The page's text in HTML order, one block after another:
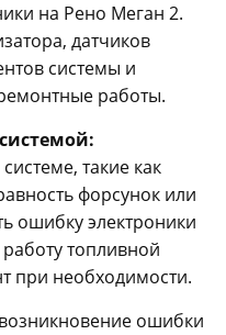
на Рено Меган 2.
датчиков
системы и
работы.
такие как
форсунок или
ошибку электроники
топливной
при необходимости.
ошибки